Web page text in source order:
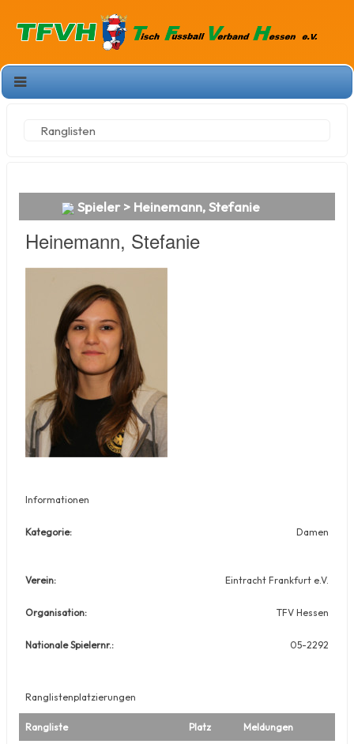
Ranglisten
Spieler > Heinemann, Stefanie
Heinemann, Stefanie
Informationen
Kategorie: Damen
Verein: Eintracht Frankfurt e.V.
Organisation: TFV Hessen
Nationale Spielernr.: 05-2292
Ranglistenplatzierungen
Rangliste Platz Meldungen